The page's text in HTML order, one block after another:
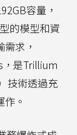
容量，
的模型和資
求，
，是Trillium
技術透過充
。